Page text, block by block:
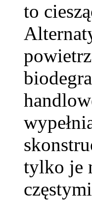
to
tylko je